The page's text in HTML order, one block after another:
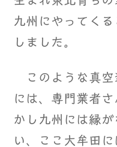
九州にやってくる
しました。
このような真空
には、専門業者
かし九州には縁
い、ここ大牟田に